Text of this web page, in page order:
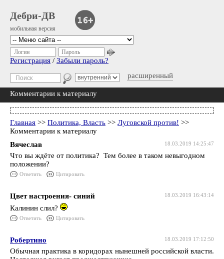
Дебри-ДВ
мобильная версия
расширенный
Логин Пароль
Регистрация / Забыли пароль?
Комментарии к материалу
Главная >> Политика, Власть >> Луговской против! >>
Комментарии к материалу
18.03.2019 14:25:47
Вячеслав
Что вы ждёте от политика? Тем более в таком невыгодном
положении?
Ответить Цитировать
18.03.2019 16:43:14
Цвет настроения- синий
Калинин слил?
Ответить Цитировать
18.03.2019 17:12:50
Робертино
Обычная практика в коридорах нынешней российской власти.